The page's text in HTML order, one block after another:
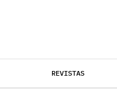
REVISTAS